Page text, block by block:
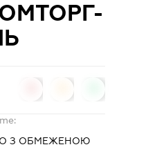
З ОБМЕЖЕНОЮ